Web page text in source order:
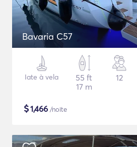
Bavaria C57
Iate à vela
55 ft
17 m
12
$1,466 /noite